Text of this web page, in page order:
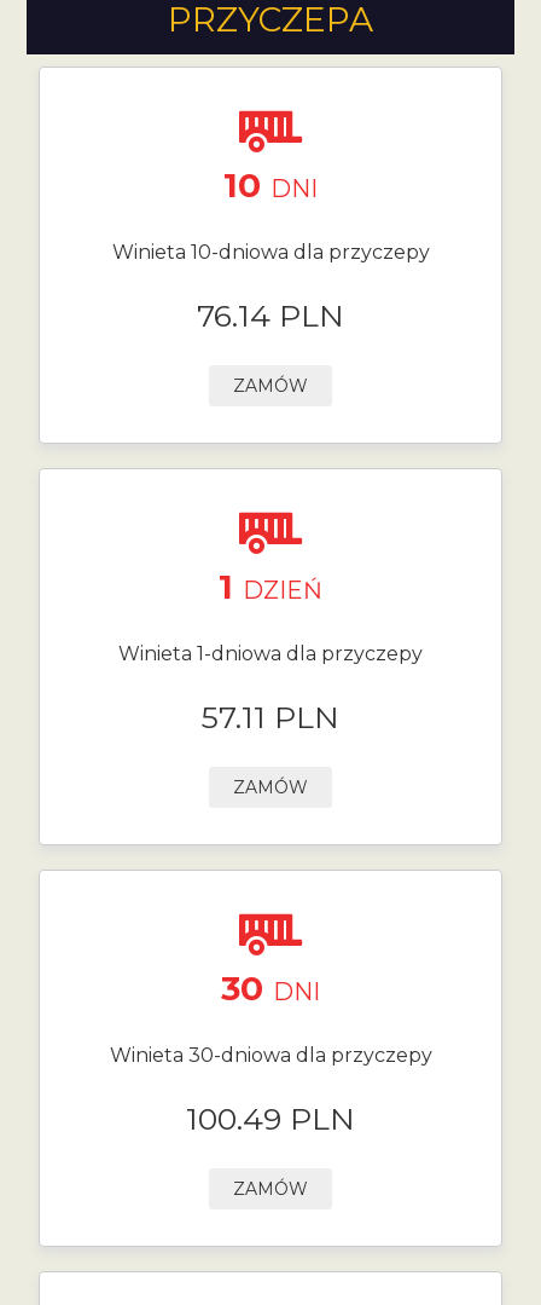
PRZYCZEPA
10 DNI
Winieta 10-dniowa dla przyczepy
76.14 PLN
ZAMÓW
1 DZIEŃ
Winieta 1-dniowa dla przyczepy
57.11 PLN
ZAMÓW
30 DNI
Winieta 30-dniowa dla przyczepy
100.49 PLN
ZAMÓW